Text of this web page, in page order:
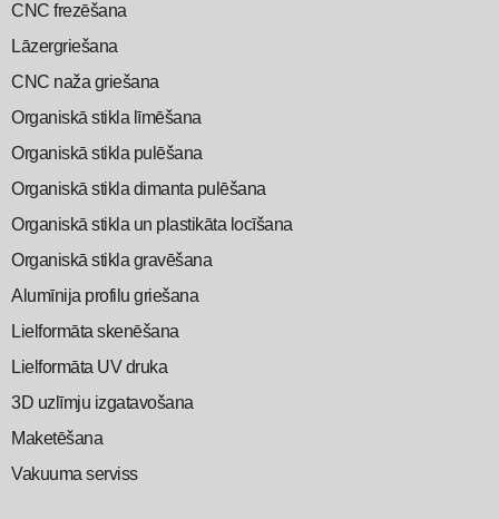
CNC frezēšana
Lāzergriešana
CNC naža griešana
Organiskā stikla līmēšana
Organiskā stikla pulēšana
Organiskā stikla dimanta pulēšana
Organiskā stikla un plastikāta locīšana
Organiskā stikla gravēšana
Alumīnija profilu griešana
Lielformāta skenēšana
Lielformāta UV druka
3D uzlīmju izgatavošana
Maketēšana
Vakuuma serviss